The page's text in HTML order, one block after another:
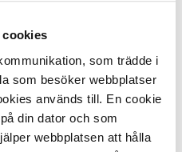
cookies
som trädde i
som besöker webbplatser
används till. En cookie
din dator och som
webbplatsen att hålla
KÖP